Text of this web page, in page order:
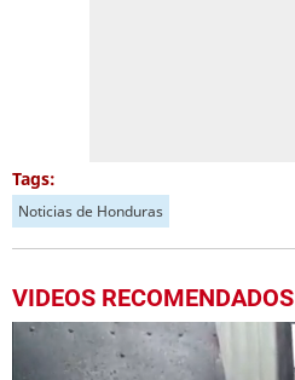
Tags:
Noticias de Honduras
VIDEOS RECOMENDADOS